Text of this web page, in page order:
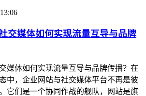
交媒体如何实现流量互导与品牌
媒体如何实现流量互导与品牌传播？在
中，企业网站与社交媒体平台不再是彼
它们是一个协同作战的舰队，网站是旗